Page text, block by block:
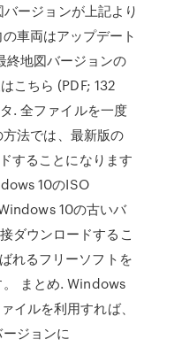
ージョンが上記より
車両はアップデート
終地図バージョンの
こちら (PDF; 132
. 全ファイルを一度
法では、最新版の
することになります
10のISO
10の古いバ
ダウンロードするこ
れるフリーソフトを
まとめ. Windows
イルを利用すれば、
ジョンに